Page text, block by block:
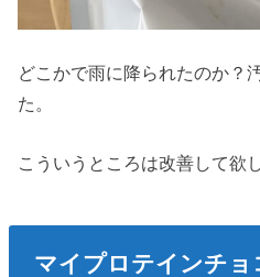
どこかで雨に降られたのか？
た。
こういうところは改善して欲
マイプロテインチョ